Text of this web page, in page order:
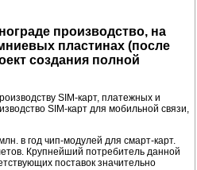
производство, на
пластинах (после
создания полной
SIM-карт, платежных и
SIM-карт для мобильной связи,
в год чип-модулей для смарт-карт.
Крупнейший потребитель данной
поставок значительно